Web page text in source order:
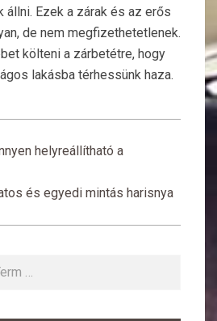
állni. Ezek a zárak és az erős
de nem megfizethetetlenek.
költeni a zárbetétre, hogy
lakásba térhessünk haza.
helyreállítható a
és egyedi mintás harisnya